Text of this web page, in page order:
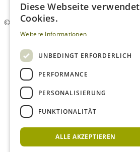
Newsletter
© 2026. Alle Rechte vorbehalten.
Diese Webseite verwendet
Cookies.
Weitere Informationen
UNBEDINGT ERFORDERLICH
PERFORMANCE
PERSONALISIERUNG
FUNKTIONALITÄT
ALLE AKZEPTIEREN